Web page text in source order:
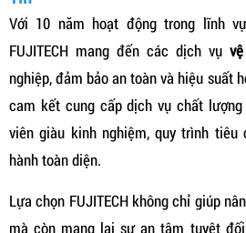
Với 10 năm hoạt động trong lĩnh
FUJITECH mang đến các dịch vụ
nghiệp, đảm bảo an toàn và hiệu suất
cam kết cung cấp dịch vụ chất
viên giàu kinh nghiệm, quy trình tiêu
hành toàn diện.
Lựa chọn FUJITECH không chỉ giúp
mà còn mang lại sự an tâm tuyệt